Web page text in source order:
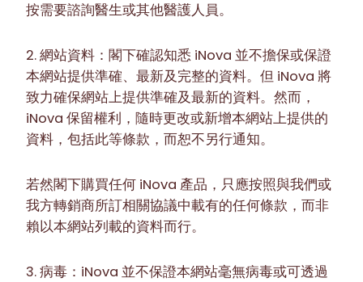
按需要諮詢醫生或其他醫護人員。
2. 網站資料：閣下確認知悉 iNova 並不擔保或保證
本網站提供準確、最新及完整的資料。但 iNova 將
致力確保網站上提供準確及最新的資料。然而，
iNova 保留權利，隨時更改或新增本網站上提供的
資料，包括此等條款，而恕不另行通知。
若然閣下購買任何 iNova 產品，只應按照與我們或
我方轉銷商所訂相關協議中載有的任何條款，而非
賴以本網站列載的資料而行。
3. 病毒：iNova 並不保證本網站毫無病毒或可透過